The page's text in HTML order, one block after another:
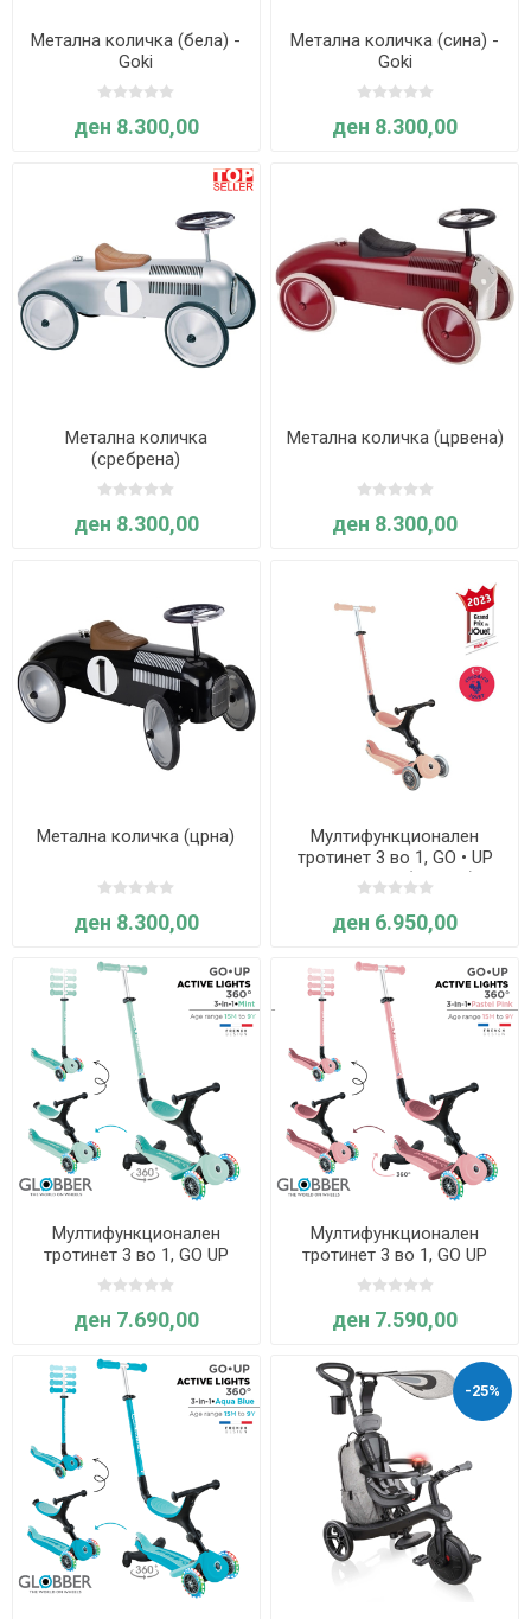
Метална количка (бела) -
Goki
ден 8.300,00
Метална количка (сина) -
Goki
ден 8.300,00
Метална количка
(сребрена)
ден 8.300,00
Метална количка (црвена)
ден 8.300,00
Метална количка (црна)
ден 8.300,00
Мултифункционален
тротинет 3 во 1, GO • UP
ACTIVE ECO (праска) -
Globber
ден 6.950,00
Мултифункционален
тротинет 3 во 1, GO UP
Active Lights 360°,
склоплив (Минт) - Globber
ден 7.690,00
Мултифункционален
тротинет 3 во 1, GO UP
Active Lights 360°,
склоплив (пастелно
розов) - Globber
ден 7.590,00
-25%